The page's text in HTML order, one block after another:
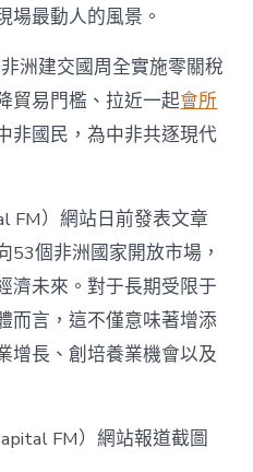
中
多
JIUYI
俱
意
翻
計
元
一
起
配
合
發
展
中
場最動人的風景。
洲建交國周全實施零關稅
貿易門檻、拉近一起會所
非國民，為中非共逐現代
FM）網站日前發表文章
53個非洲國家開放市場，
濟未來。對于長期受限于
而言，這不僅意味著增添
增長、創培養業機會以及
FM）網站報道截圖